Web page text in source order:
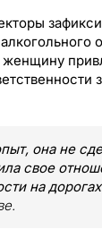
женщину
она не
свое
на дорогах